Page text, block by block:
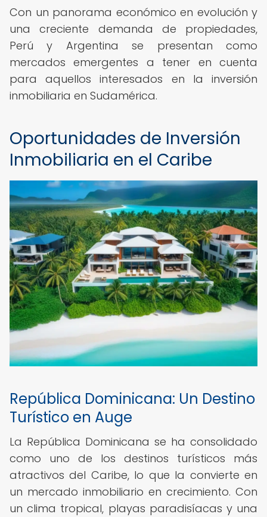
Con un panorama económico en evolución y
una creciente demanda de propiedades,
Perú y Argentina se presentan como
mercados emergentes a tener en cuenta
para aquellos interesados en la inversión
inmobiliaria en Sudamérica.
Oportunidades de Inversión
Inmobiliaria en el Caribe
República Dominicana: Un Destino
Turístico en Auge
La República Dominicana se ha consolidado
como uno de los destinos turísticos más
atractivos del Caribe, lo que la convierte en
un mercado inmobiliario en crecimiento. Con
un clima tropical, playas paradisíacas y una